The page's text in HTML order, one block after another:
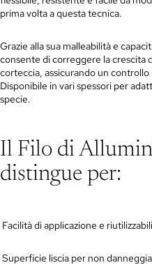
prima volta a questa tecnica.
Grazie alla sua malleabilità e
consente di correggere la crescita
corteccia, assicurando un
Disponibile in vari spessori per
specie.
Il Filo di
distingue per:
Facilità di applicazione e
Superficie liscia per non